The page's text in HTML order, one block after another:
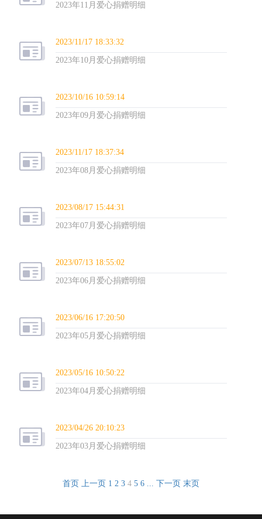
2023年11月爱心捐赠明细
2023/11/17 18:33:32
2023年10月爱心捐赠明细
2023/10/16 10:59:14
2023年09月爱心捐赠明细
2023/11/17 18:37:34
2023年08月爱心捐赠明细
2023/08/17 15:44:31
2023年07月爱心捐赠明细
2023/07/13 18:55:02
2023年06月爱心捐赠明细
2023/06/16 17:20:50
2023年05月爱心捐赠明细
2023/05/16 10:50:22
2023年04月爱心捐赠明细
2023/04/26 20:10:23
2023年03月爱心捐赠明细
首页 上一页 1 2 3 4 5 6 ... 下一页 末页